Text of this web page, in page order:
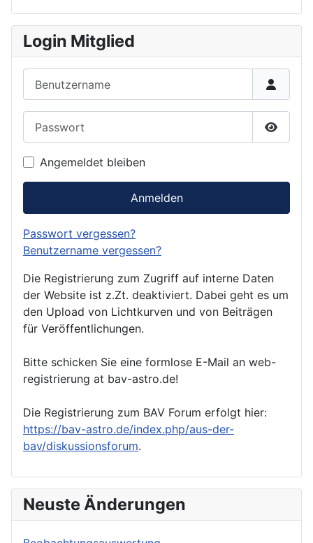
Login Mitglied
Angemeldet bleiben
Anmelden
Passwort vergessen?
Benutzername vergessen?
Die Registrierung zum Zugriff auf interne Daten
der Website ist z.Zt. deaktiviert. Dabei geht es um
den Upload von Lichtkurven und von Beiträgen
für Veröffentlichungen.
Bitte schicken Sie eine formlose E-Mail an web-
registrierung at bav-astro.de!
Die Registrierung zum BAV Forum erfolgt hier:
https://bav-astro.de/index.php/aus-der-
bav/diskussionsforum.
Neuste Änderungen